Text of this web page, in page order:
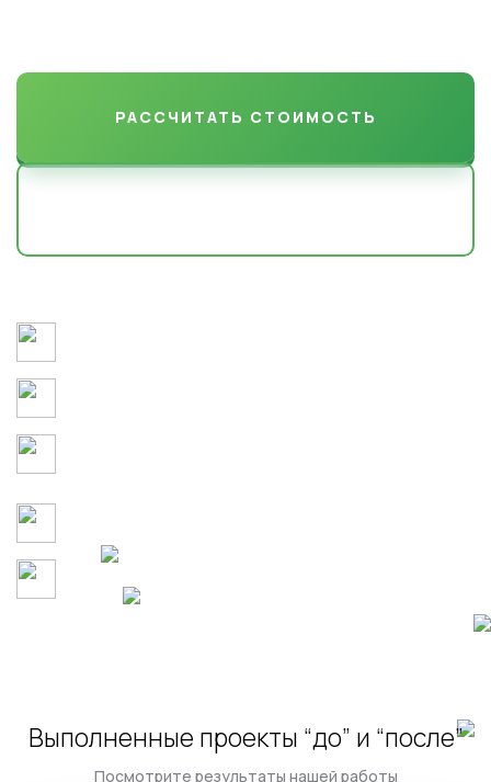
РАССЧИТАТЬ СТОИМОСТЬ
Выполненные проекты “до” и “после”
Посмотрите результаты нашей работы